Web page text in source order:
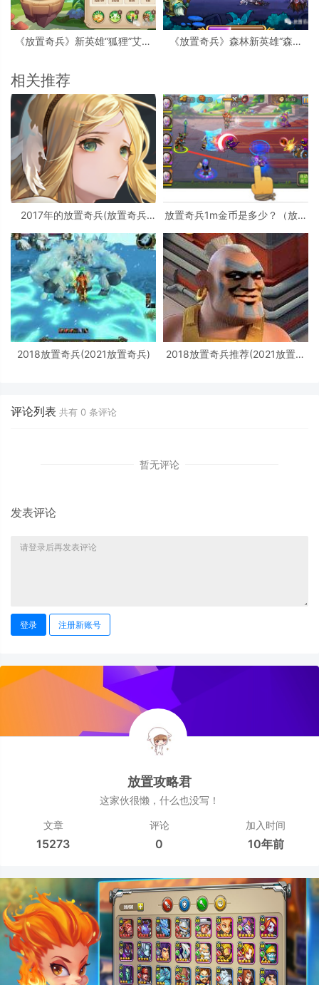
《放置奇兵》新英雄“狐狸”艾莉
《放置奇兵》森林新英雄“森林
相关推荐
2017年的放置奇兵(放置奇兵
放置奇兵1m金币是多少？（放置
2018放置奇兵(2021放置奇兵)
2018放置奇兵推荐(2021放置奇
评论列表 共有 0 条评论
暂无评论
发表评论
登录 注册新账号
放置攻略君
这家伙很懒，什么也没写！
文章
15273
评论
0
加入时间
10年前